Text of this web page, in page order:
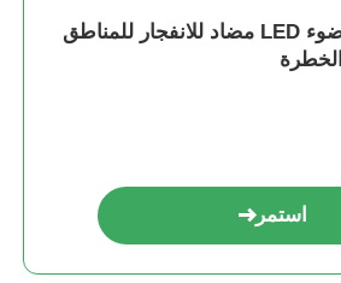
ضوء LED مضاد للانفجار للمناطق
الخطرة
استمر